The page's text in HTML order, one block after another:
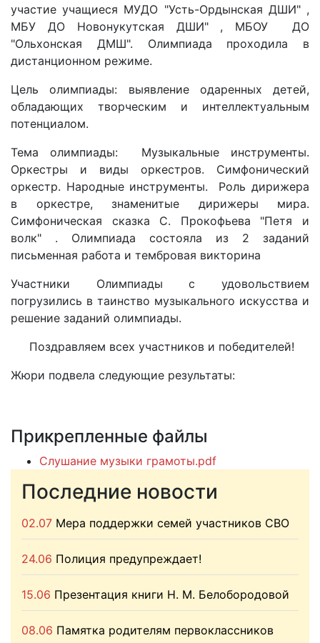
участие учащиеся МУДО "Усть-Ордынская ДШИ" ,
МБУ ДО Новонукутская ДШИ" , МБОУ ДО
"Ольхонская ДМШ". Олимпиада проходила в
дистанционном режиме.
Цель олимпиады: выявление одаренных детей,
обладающих творческим и интеллектуальным
потенциалом.
Тема олимпиады: Музыкальные инструменты.
Оркестры и виды оркестров. Симфонический
оркестр. Народные инструменты. Роль дирижера
в оркестре, знаменитые дирижеры мира.
Симфоническая сказка С. Прокофьева "Петя и
волк" . Олимпиада состояла из 2 заданий
письменная работа и тембровая викторина
Участники Олимпиады с удовольствием
погрузились в таинство музыкального искусства и
решение заданий олимпиады.
Поздравляем всех участников и победителей!
Жюри подвела следующие результаты:
Прикрепленные файлы
Слушание музыки грамоты.pdf
Последние новости
02.07 Мера поддержки семей участников СВО
24.06 Полиция предупреждает!
15.06 Презентация книги Н. М. Белобородовой
08.06 Памятка родителям первоклассников